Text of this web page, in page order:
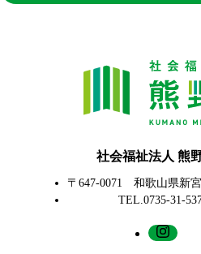
社会福祉法人 熊
〒647-0071 和歌山県新
TEL.0735-31-